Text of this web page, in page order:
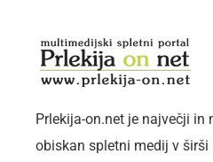
SOBOTA, 8. AVGUST 2026
Prlekija-on.net je največji in
obiskan spletni medij v širši